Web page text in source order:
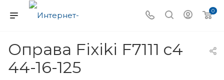
0
Оправа Fixiki F7111 c4
44-16-125